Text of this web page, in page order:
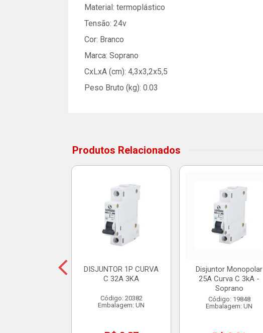
Material: termoplástico
Tensão: 24v
Cor: Branco
Marca: Soprano
CxLxA (cm): 4,3x3,2x5,5
Peso Bruto (kg): 0.03
Produtos Relacionados
DISJUNTOR 1P CURVA
C 32A 3KA
Código: 20382
Embalagem: UN
Disjuntor Monopolar
25A Curva C 3kA -
Soprano
Código: 19848
Embalagem: UN